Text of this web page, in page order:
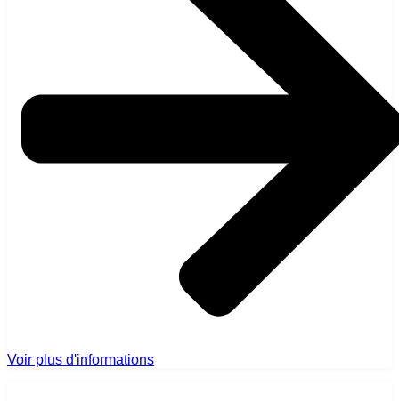
Voir plus d'informations